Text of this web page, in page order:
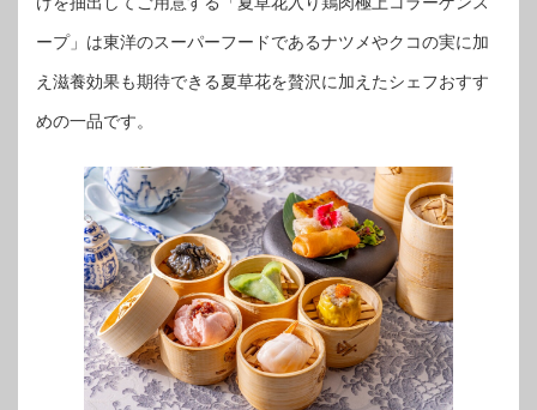
ープ」は東洋のスーパーフードであるナツメやクコの実に加
え滋養効果も期待できる夏草花を贅沢に加えたシェフおすす
めの一品です。